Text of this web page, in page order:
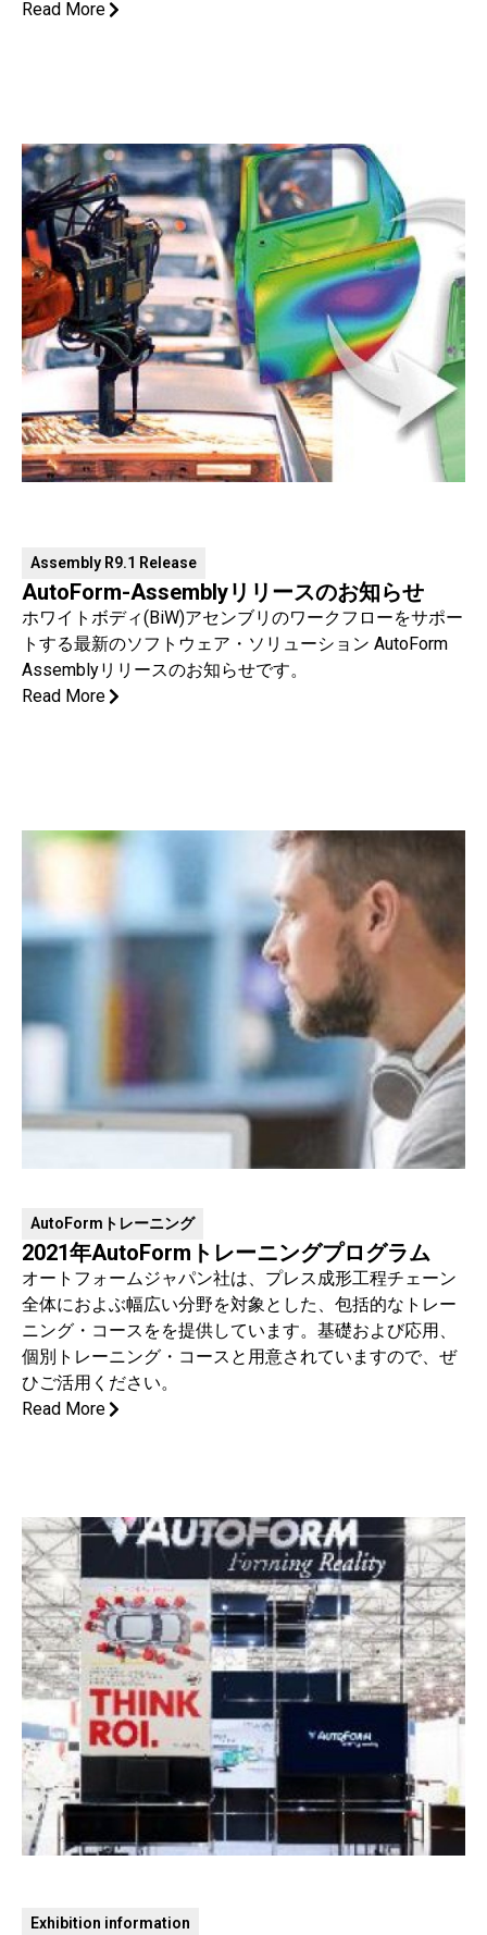
Read More
Assembly R9.1 Release
AutoForm-Assemblyリリースのお知らせ
ホワイトボディ(BiW)アセンブリのワークフローをサポー
トする最新のソフトウェア・ソリューション AutoForm
Assemblyリリースのお知らせです。
Read More
AutoFormトレーニング
2021年AutoFormトレーニングプログラム
オートフォームジャパン社は、プレス成形工程チェーン
全体におよぶ幅広い分野を対象とした、包括的なトレー
ニング・コースをを提供しています。基礎および応用、
個別トレーニング・コースと用意されていますので、ぜ
ひご活用ください。
Read More
Exhibition information